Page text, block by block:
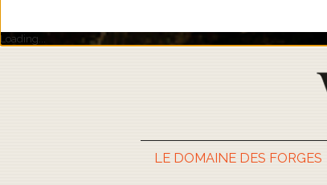
Loading...
LE DOMAINE DES FORGES